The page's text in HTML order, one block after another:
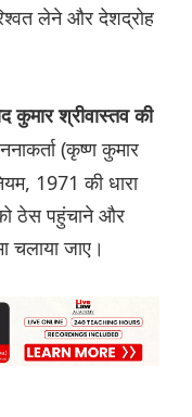
लेने और देशद्रोह
श्रीवास्तव की
(कृष्ण कुमार
1971 की धारा
ठेस पहुंचाने और
जाए।